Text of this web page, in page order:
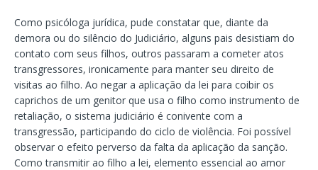
Como psicóloga jurídica, pude constatar que, diante da
demora ou do silêncio do Judiciário, alguns pais desistiam do
contato com seus filhos, outros passaram a cometer atos
transgressores, ironicamente para manter seu direito de
visitas ao filho. Ao negar a aplicação da lei para coibir os
caprichos de um genitor que usa o filho como instrumento de
retaliação, o sistema judiciário é conivente com a
transgressão, participando do ciclo de violência. Foi possível
observar o efeito perverso da falta da aplicação da sanção.
Como transmitir ao filho a lei, elemento essencial ao amor